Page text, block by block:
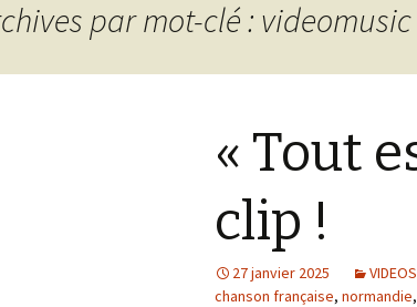
par mot-clé : videomusic
« Tout
clip !
27 janvier 2025 VIDEOS
chanson française, normandie,